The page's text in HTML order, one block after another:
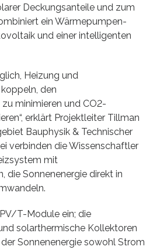
Deckungsanteile und zum
ein Wärmepumpen-
und einer intelligenten
Heizung und
den
minimieren und CO2-
erklärt Projektleiter Tillman
Bauphysik & Technischer
verbinden die Wissenschaftler
mit
die Sonnenenergie direkt in
T-Module ein; die
solarthermische Kollektoren
Sonnenenergie sowohl Strom